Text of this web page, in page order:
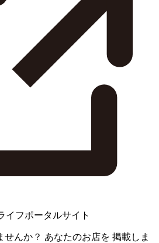
イフポータルサイト
せんか？ あなたのお店を 掲載しま